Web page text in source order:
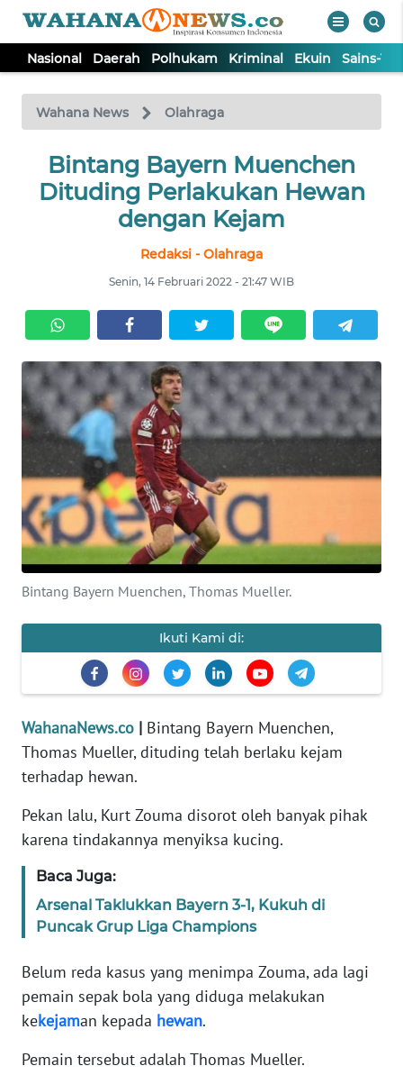
Nasional Daerah Polhukam Kriminal Ekuin Sains-
Wahana News Olahraga
Bintang Bayern Muenchen
Dituding Perlakukan Hewan
dengan Kejam
Redaksi - Olahraga
Senin, 14 Februari 2022 - 21:47 WIB
Bintang Bayern Muenchen, Thomas Mueller.
Ikuti Kami di:
WahanaNews.co | Bintang Bayern Muenchen,
Thomas Mueller, dituding telah berlaku kejam
terhadap hewan.
Pekan lalu, Kurt Zouma disorot oleh banyak pihak
karena tindakannya menyiksa kucing.
Baca Juga:
Arsenal Taklukkan Bayern 3-1, Kukuh di
Puncak Grup Liga Champions
Belum reda kasus yang menimpa Zouma, ada lagi
pemain sepak bola yang diduga melakukan
kekejaman kepada hewan.
Pemain tersebut adalah Thomas Mueller.
TV
Tutup
NASIONAL
KRIMINAL
EKUIN
SAINS-TEKNO
KESEHATAN
INTERNASIONAL
SERBA-SERBI
OLAHRAGA
EDITORIAL
Informasi
BERITA
KONTAK
IKLAN
TENTANG